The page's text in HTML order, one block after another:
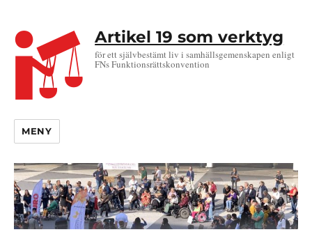
Artikel 19 som verktyg
för ett självbestämt liv i samhällsgemenskapen enligt
FNs Funktionsrättskonvention
MENY